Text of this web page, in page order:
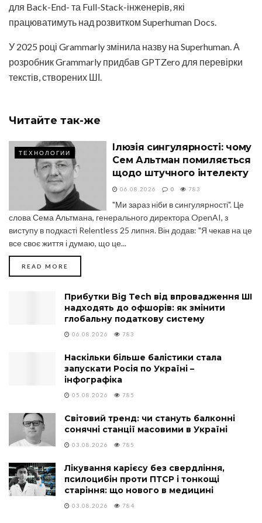
для Back-End- та Full-Stack-інженерів, які
працюватимуть над розвитком Superhuman Docs.
У 2025 році Grammarly змінила назву на Superhuman. А
розробник Grammarly придбав GPTZero для перевірки
текстів, створених ШІ.
Читайте так-же
ТЕХНОЛОГИИ
Ілюзія сингулярності: чому
Сем Альтман помиляється
щодо штучного інтелекту
06.08.2026 0 783
"Ми зараз ніби в сингулярності". Це
слова Сема Альтмана, генерального директора OpenAI, з
виступу в подкасті Relentless 25 липня. Він додав: "Я чекав на це
все своє життя і думаю, що це...
READ MORE
Прибутки Big Tech від впровадження ШІ
надходять до офшорів: як змінити
глобальну податкову систему
06.08.2026 783
Наскільки більше балістики стала
запускати Росія по Україні –
інфографіка
05.08.2026 785
Світовий тренд: чи стануть балконні
сонячні станції масовими в Україні
03.08.2026 785
Лікування карієсу без свердління,
псилоцибін проти ПТСР і тонкощі
старіння: що нового в медицині
03.08.2026 784